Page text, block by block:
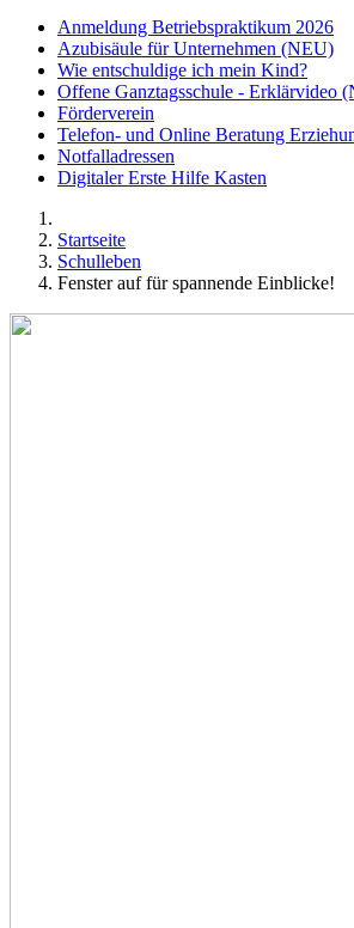
Anmeldung Betriebspraktikum 2026
Azubisäule für Unternehmen (NEU)
Wie entschuldige ich mein Kind?
Offene Ganztagsschule - Erklärvideo
Förderverein
Telefon- und Online Beratung
Notfalladressen
Digitaler Erste Hilfe Kasten
Startseite
Schulleben
Fenster auf für spannende Einblicke!